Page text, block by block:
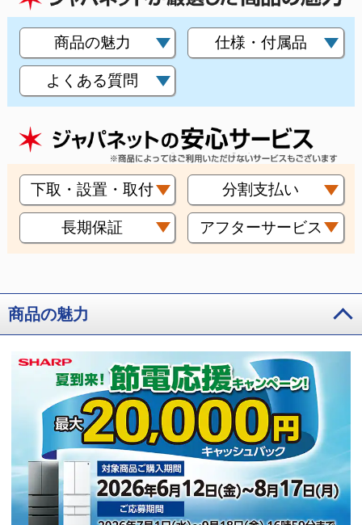
商品の魅力 仕様・付属品
よくある質問
下取・設置・取付 分割支払い
長期保証 アフターサービス
商品の魅力